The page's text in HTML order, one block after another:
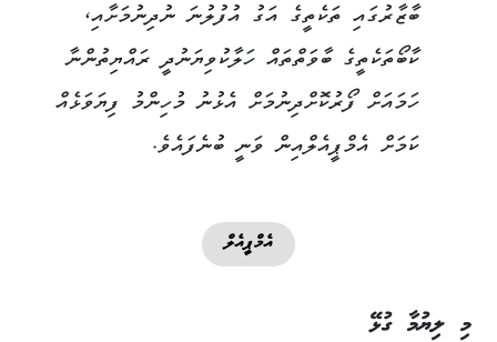
ބާޒާރުގައި ތަކެތީގެ އަގު އުފުލުނަ ނުދިނުމަށާއި،
ކާބޯތަކެތީގެ ބާވަތްތައް ހަލާކުވިޔަނުދީ ރައްޔިތުންނާ
ހަމައަށް ފޯރުކޮށްދިނުމަށް އެޅުނު މުހިންމު ފިޔަވަޅެއް
ކަމަށް އެމްޕީއެލްއިން ވަނީ ބުނެފައެވެ.
އެމްޕީއެލް
މި ލިޔުމާ ގުޅޭ